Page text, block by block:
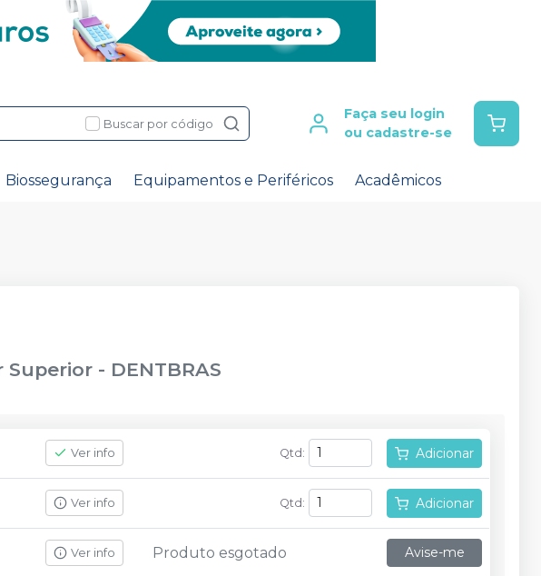
Buscar por código
Faça seu login
ou cadastre-se
Biossegurança Equipamentos e Periféricos Acadêmicos
Superior - DENTBRAS
Ver info Qtd : Adicionar
Ver info Qtd : Adicionar
Ver info Produto esgotado Avise-me